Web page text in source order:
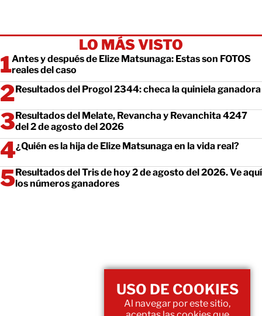
LO MÁS VISTO
Antes y después de Elize Matsunaga: Estas son FOTOS
reales del caso
Resultados del Progol 2344: checa la quiniela ganadora
Resultados del Melate, Revancha y Revanchita 4247
del 2 de agosto del 2026
¿Quién es la hija de Elize Matsunaga en la vida real?
Resultados del Tris de hoy 2 de agosto del 2026. Ve aquí
los números ganadores
USO DE COOKIES
Al navegar por este sitio,